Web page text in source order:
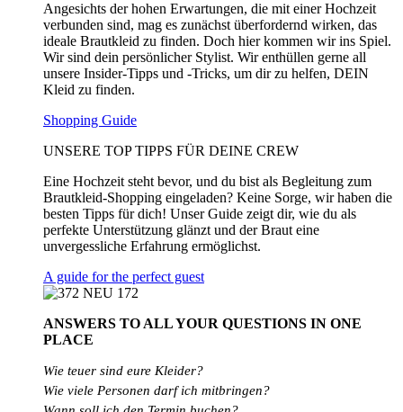
Angesichts der hohen Erwartungen, die mit einer Hochzeit
verbunden sind, mag es zunächst überfordernd wirken, das
ideale Brautkleid zu finden. Doch hier kommen wir ins Spiel.
Wir sind dein persönlicher Stylist. Wir enthüllen gerne all
unsere Insider-Tipps und -Tricks, um dir zu helfen, DEIN
Kleid zu finden.
Shopping Guide
UNSERE TOP TIPPS FÜR DEINE CREW
Eine Hochzeit steht bevor, und du bist als Begleitung zum
Brautkleid-Shopping eingeladen? Keine Sorge, wir haben die
besten Tipps für dich! Unser Guide zeigt dir, wie du als
perfekte Unterstützung glänzt und der Braut eine
unvergessliche Erfahrung ermöglichst.
A guide for the perfect guest
ANSWERS TO ALLYOUR QUESTIONS IN ONE
PLACE
Wie teuer sind eure Kleider?
Wie viele Personen darf ich mitbringen?